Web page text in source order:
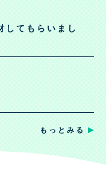
してもらいまし
もっとみる